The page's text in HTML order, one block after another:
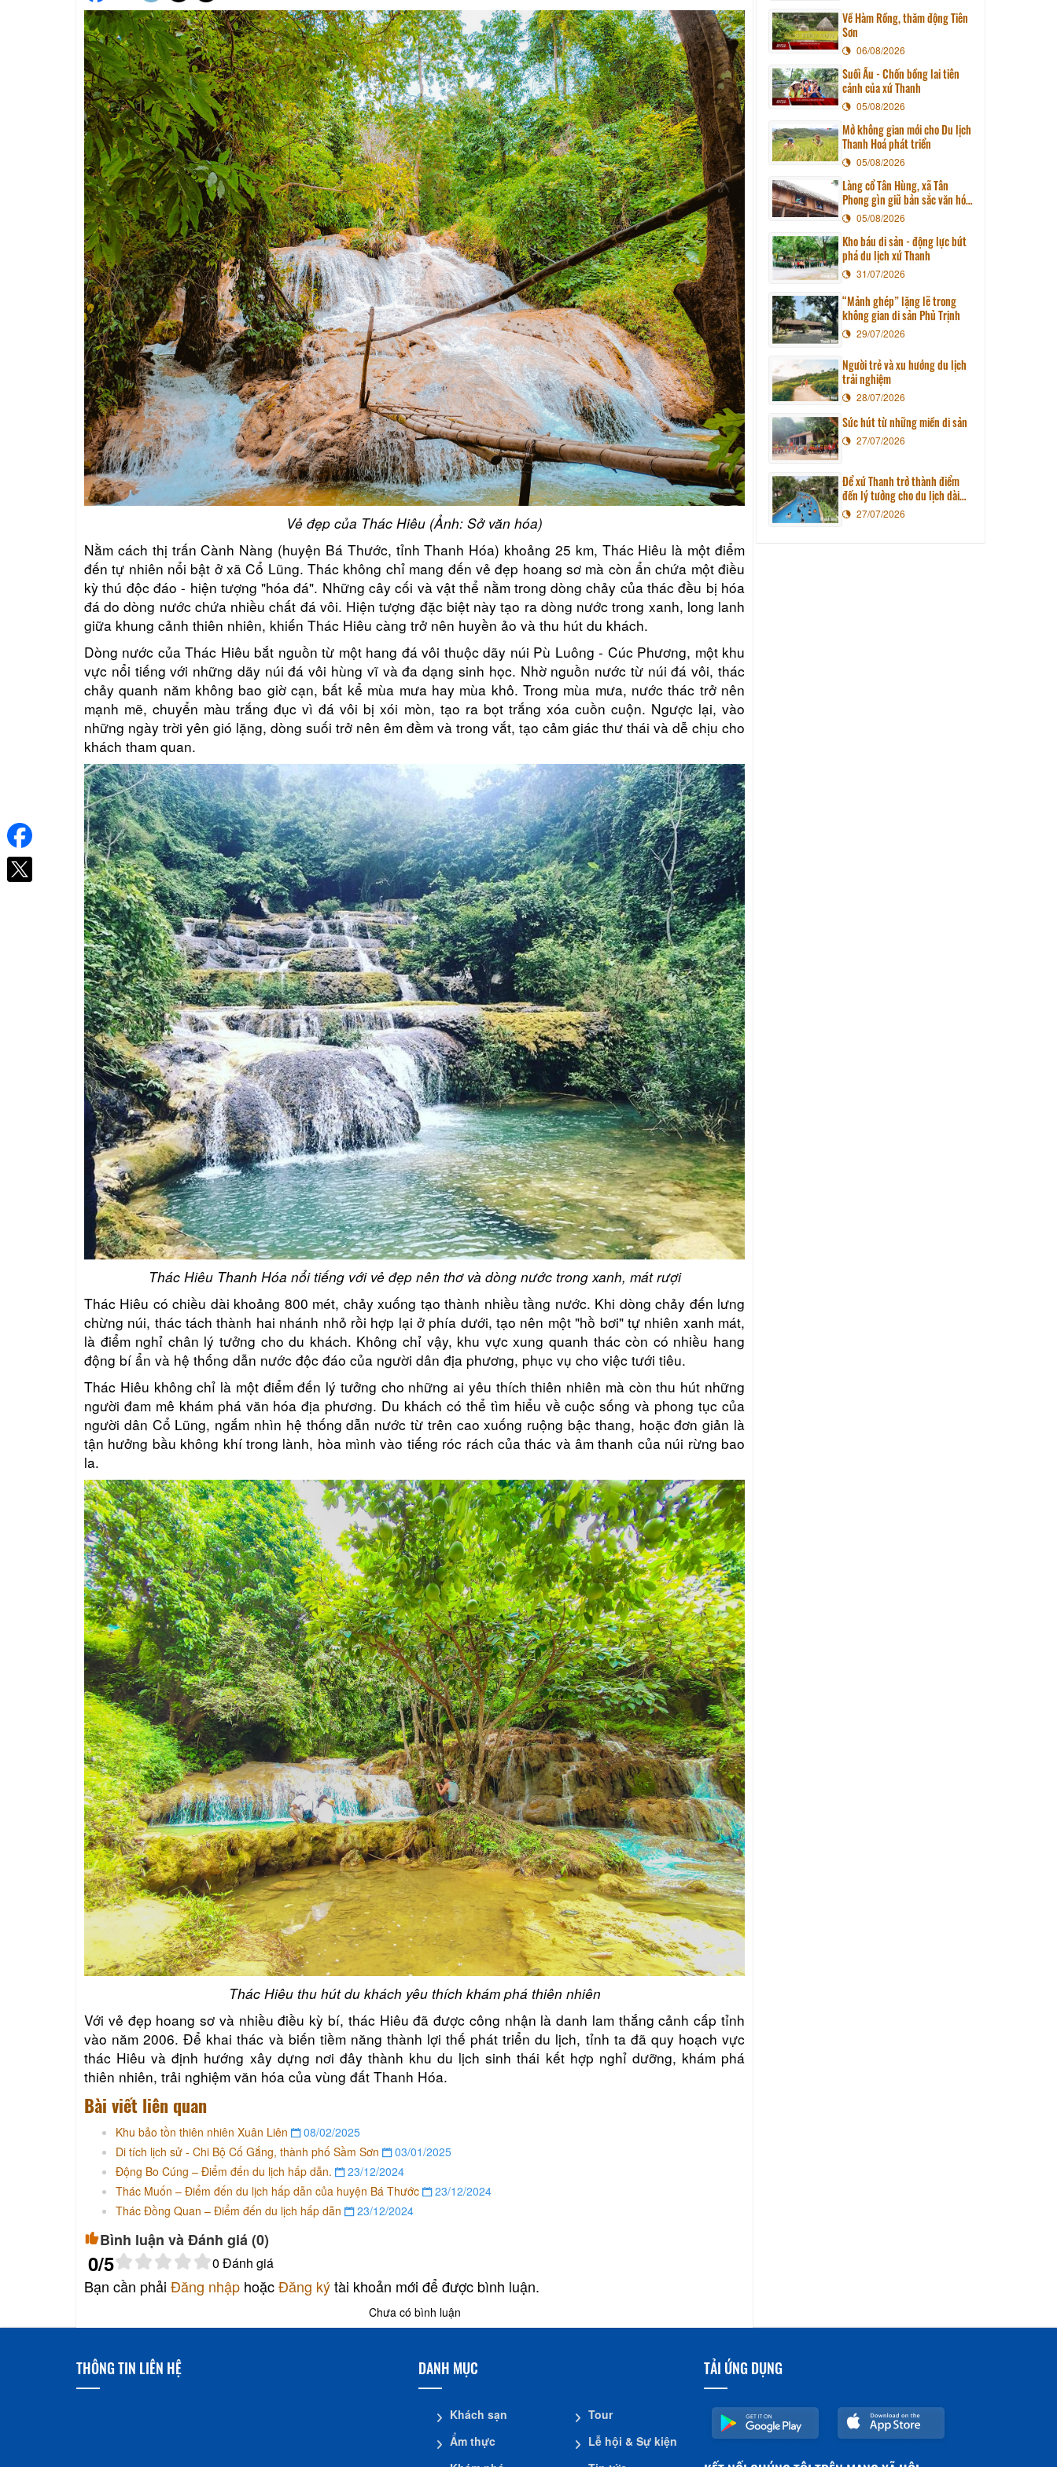
Vẻ đẹp của Thác Hiêu (Ảnh: Sở văn hóa)
Nằm cách thị trấn Cành Nàng (huyện Bá Thước, tỉnh Thanh Hóa) khoảng 25 km, Thác Hiêu là một điểm
đến tự nhiên nổi bật ở xã Cổ Lũng. Thác không chỉ mang đến vẻ đẹp hoang sơ mà còn ẩn chứa một điều
kỳ thú độc đáo - hiện tượng "hóa đá". Những cây cối và vật thể nằm trong dòng chảy của thác đều bị hóa
đá do dòng nước chứa nhiều chất đá vôi. Hiện tượng đặc biệt này tạo ra dòng nước trong xanh, long lanh
giữa khung cảnh thiên nhiên, khiến Thác Hiêu càng trở nên huyền ảo và thu hút du khách.
Dòng nước của Thác Hiêu bắt nguồn từ một hang đá vôi thuộc dãy núi Pù Luông - Cúc Phương, một khu
vực nổi tiếng với những dãy núi đá vôi hùng vĩ và đa dạng sinh học. Nhờ nguồn nước từ núi đá vôi, thác
chảy quanh năm không bao giờ cạn, bất kể mùa mưa hay mùa khô. Trong mùa mưa, nước thác trở nên
mạnh mẽ, chuyển màu trắng đục vì đá vôi bị xói mòn, tạo ra bọt trắng xóa cuồn cuộn. Ngược lại, vào
những ngày trời yên gió lặng, dòng suối trở nên êm đềm và trong vắt, tạo cảm giác thư thái và dễ chịu cho
khách tham quan.
Thác Hiêu Thanh Hóa nổi tiếng với vẻ đẹp nên thơ và dòng nước trong xanh, mát rượi
Thác Hiêu có chiều dài khoảng 800 mét, chảy xuống tạo thành nhiều tầng nước. Khi dòng chảy đến lưng
chừng núi, thác tách thành hai nhánh nhỏ rồi hợp lại ở phía dưới, tạo nên một "hồ bơi" tự nhiên xanh mát,
là điểm nghỉ chân lý tưởng cho du khách. Không chỉ vậy, khu vực xung quanh thác còn có nhiều hang
động bí ẩn và hệ thống dẫn nước độc đáo của người dân địa phương, phục vụ cho việc tưới tiêu.
Thác Hiêu không chỉ là một điểm đến lý tưởng cho những ai yêu thích thiên nhiên mà còn thu hút những
người đam mê khám phá văn hóa địa phương. Du khách có thể tìm hiểu về cuộc sống và phong tục của
người dân Cổ Lũng, ngắm nhìn hệ thống dẫn nước từ trên cao xuống ruộng bậc thang, hoặc đơn giản là
tận hưởng bầu không khí trong lành, hòa mình vào tiếng róc rách của thác và âm thanh của núi rừng bao
la.
Thác Hiêu thu hút du khách yêu thích khám phá thiên nhiên
Với vẻ đẹp hoang sơ và nhiều điều kỳ bí, thác Hiêu đã được công nhận là danh lam thắng cảnh cấp tỉnh
vào năm 2006. Để khai thác và biến tiềm năng thành lợi thế phát triển du lịch, tỉnh ta đã quy hoạch vực
thác Hiêu và định hướng xây dựng nơi đây thành khu du lịch sinh thái kết hợp nghỉ dưỡng, khám phá
thiên nhiên, trải nghiệm văn hóa của vùng đất Thanh Hóa.
Bài viết liên quan
Khu bảo tồn thiên nhiên Xuân Liên
08/02/2025
Di tích lịch sử - Chi Bộ Cố Gắng, thành phố Sầm Sơn
03/01/2025
Động Bo Cúng – Điểm đến du lịch hấp dẫn.
23/12/2024
Thác Muốn – Điểm đến du lịch hấp dẫn của huyện Bá Thước
23/12/2024
Thác Đồng Quan – Điểm đến du lịch hấp dẫn
23/12/2024
Bình luận và Đánh giá (0)
0/5 0 Đánh giá
Bạn cần phải Đăng nhập hoặcĐăng kýtài khoản mới để được bình luận.
Chưa có bình luận
Về Hàm Rồng, thăm động Tiên
Sơn
06/08/2026
Suối Ấu - Chốn bồng lai tiên
cảnh của xứ Thanh
05/08/2026
Mở không gian mới cho Du lịch
Thanh Hoá phát triển
05/08/2026
Làng cổ Tân Hùng, xã Tân
Phong gìn giữ bản sắc văn hóa
quê hương
05/08/2026
Kho báu di sản - động lực bứt
phá du lịch xứ Thanh
31/07/2026
“Mảnh ghép” lặng lẽ trong
không gian di sản Phủ Trịnh
29/07/2026
Người trẻ và xu hướng du lịch
trải nghiệm
28/07/2026
Sức hút từ những miền di sản
27/07/2026
Để xứ Thanh trở thành điểm
đến lý tưởng cho du lịch dài
ngày27/07/2026
THÔNG TIN LIÊN HỆ DANH MỤC
Khách sạn
Ẩm thực
Tour
Lễ hội & Sự kiện
TẢI ỨNG DỤNG